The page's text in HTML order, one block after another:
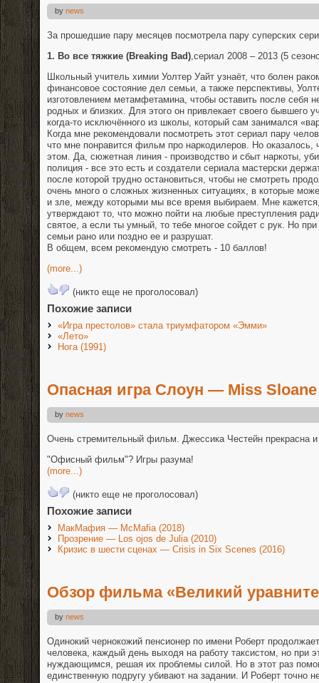
by news
За прошедшие пару месяцев посмотрела пару суперских
1. Во все тяжкие (Breaking Bad) ,сериал 2008 – 2013 (5
Школьный учитель химии Уолтер Уайт узнаёт, что болен
финансовое состояние дел семьи, а также перспективы,
изготовлением метамфетамина, чтобы оставить после себя
родных и близких. Для этого он привлекает своего бывшего
когда-то исключённого из школы, который сам занимался
Когда мне рекомендовали посмотреть этот сериал пару
что мне понравится фильм про наркодилеров. Но
этом. Да, сюжетная линия - производство и сбыт наркоты,
полиция - все это есть и создатели сериала мастерски
после которой трудно остановиться, чтобы не смотреть
очень много о сложных жизненных ситуациях, в которые
и зле, между которыми мы все время выбираем. Мне
утверждают то, что можно пойти на любые преступления
святое, а если ты умный, то тебе многое сойдет с рук. Но
семьи рано или поздно ее и разрушат.
В общем, всем рекомендую смотреть - 10 баллов!
(more...)
(никто еще не проголосовал)
Похожие записи
«Игра престолов» стала триумфатором «Эмми»
«Лето»
Нога (1991)
Опасная игра Слоун — Miss Sloane
by news
Очень стремительный фильм. Джессика Честейн прекрасна
"Офисный фильм"? Игры разума!
(more...)
(никто еще не проголосовал)
Похожие записи
МакМафия — McMafia (2018)
Прозрение — Los ojos de Julia (2010)
Кризис в шести сценах — Crisis in Six Scenes (2016)
Обзор фильма «Великий
by news
Одинокий чернокожий пенсионер по имени Роберт
человека, каждый день выходя на работу таксистом, но при
нуждающимся, решая их проблемы силой. Но в этот раз
единственную подругу убивают на задании. И Роберт точно